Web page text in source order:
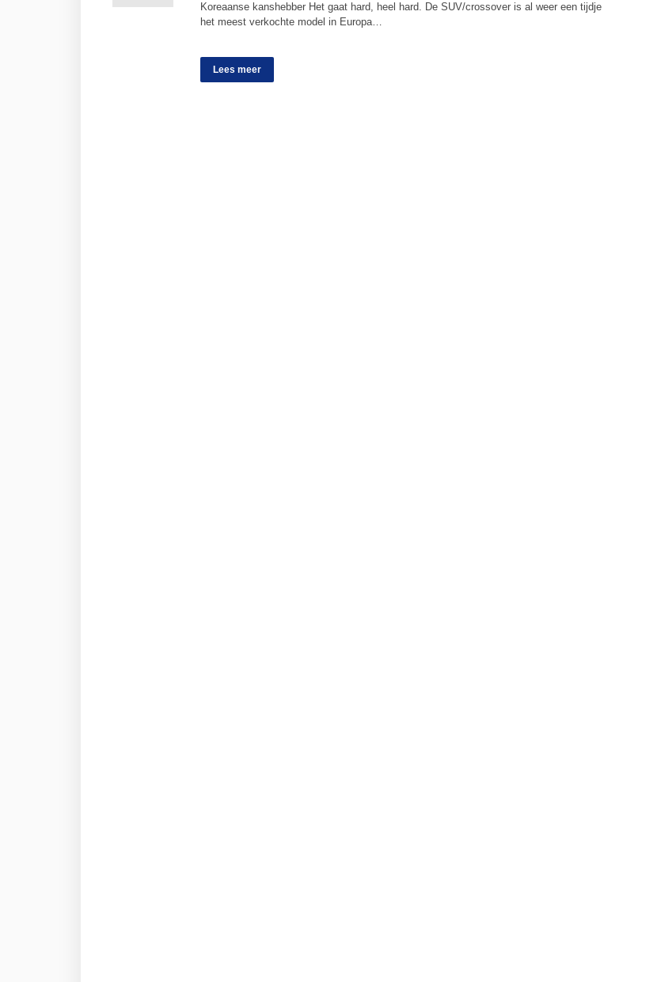
Koreaanse kanshebber Het gaat hard, heel hard. De SUV/crossover is al weer een tijdje
het meest verkochte model in Europa…
Lees meer